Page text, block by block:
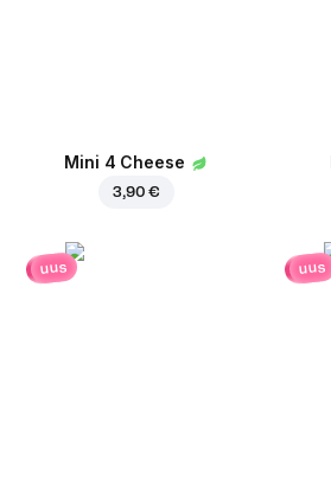
Mini 4 Cheese
3,90 €
uus uus